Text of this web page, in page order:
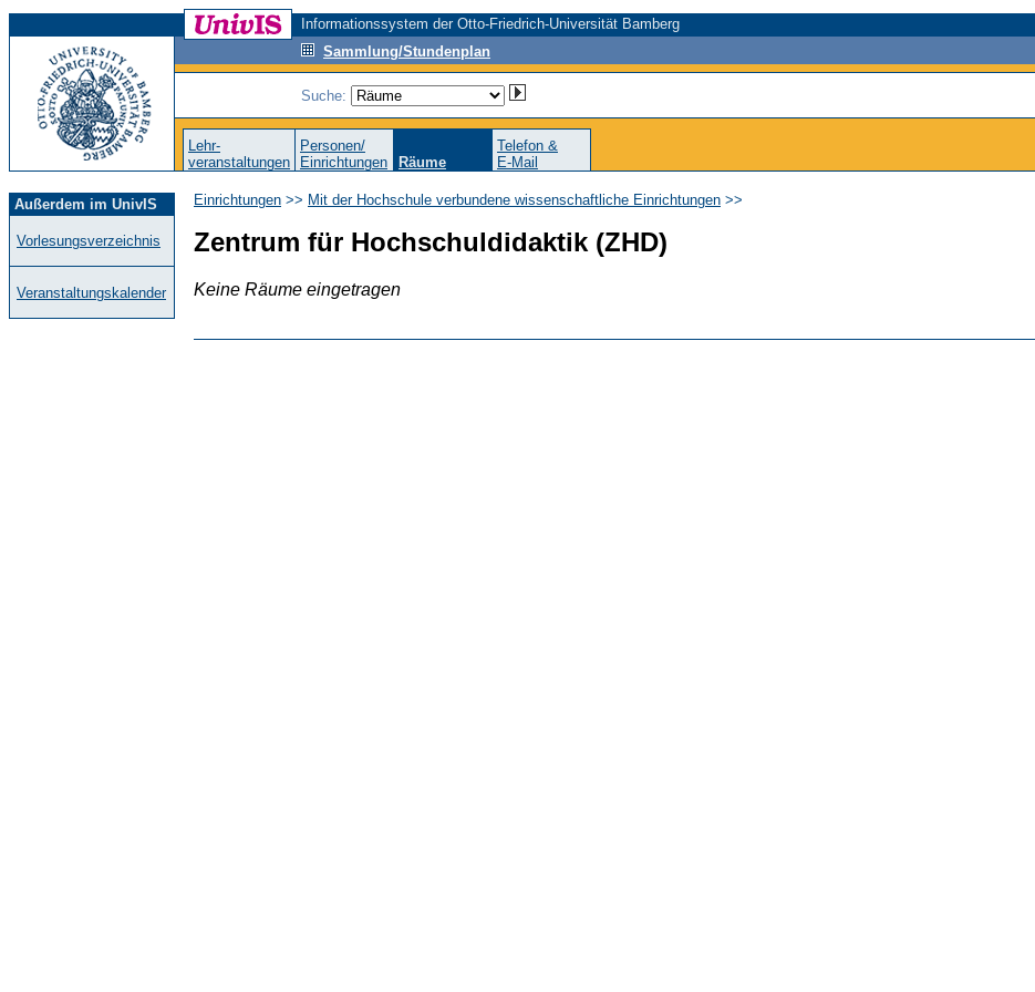
Informationssystem der Otto-Friedrich-Universität Bamberg
Sammlung/Stundenplan
Suche:
Lehr-
veranstaltungen
Personen/
Einrichtungen
Räume
Telefon &
E-Mail
Außerdem im UnivIS
Vorlesungsverzeichnis
Veranstaltungskalender
Einrichtungen >> Mit der Hochschule verbundene wissenschaftliche Einrichtungen >>
Zentrum für Hochschuldidaktik (ZHD)
Keine Räume eingetragen